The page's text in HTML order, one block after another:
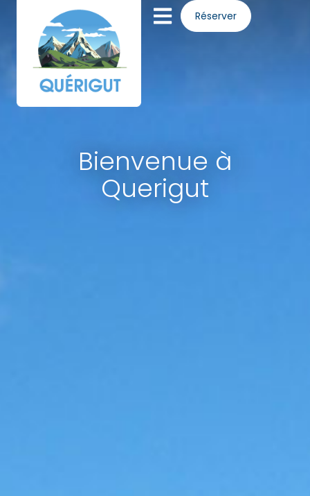
Panneau de gestion des cookies Réserver